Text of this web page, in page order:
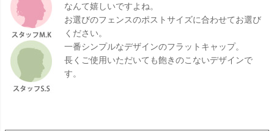
なんて嬉しいですよね。
お選びのフェンスのポストサイズに合わせてお選び
ください。
一番シンプルなデザインのフラットキャップ。
長くご使用いただいても飽きのこないデザインで
す。